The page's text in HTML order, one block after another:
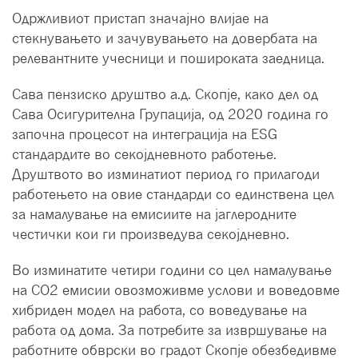
Одржливиот пристап значајно влијае на
стекнувањето и зачувувањето на довербата на
релевантните учесници и пошироката заедница.
Сава пензиско друштво а.д. Скопје, како дел од
Сава Осигурителна Групација, од 2020 година го
започна процесот на интеграција на ESG
стандардите во секојдневното работење.
Друштвото во изминатиот период го прилагоди
работењето на овие стандарди со единствена цел
за намалување на емисиите на јаглеродните
честички кои ги произведува секојдневно.
Во изминатите четири години со цел намалување
на СО2 емисии овозможивме услови и воведовме
хибриден модел на работа, со воведување на
работа од дома. За потребите за извршување на
работните обврски во градот Скопје обезбедивме